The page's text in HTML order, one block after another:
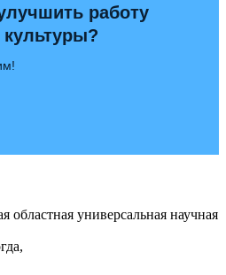
работу
универсальная научная